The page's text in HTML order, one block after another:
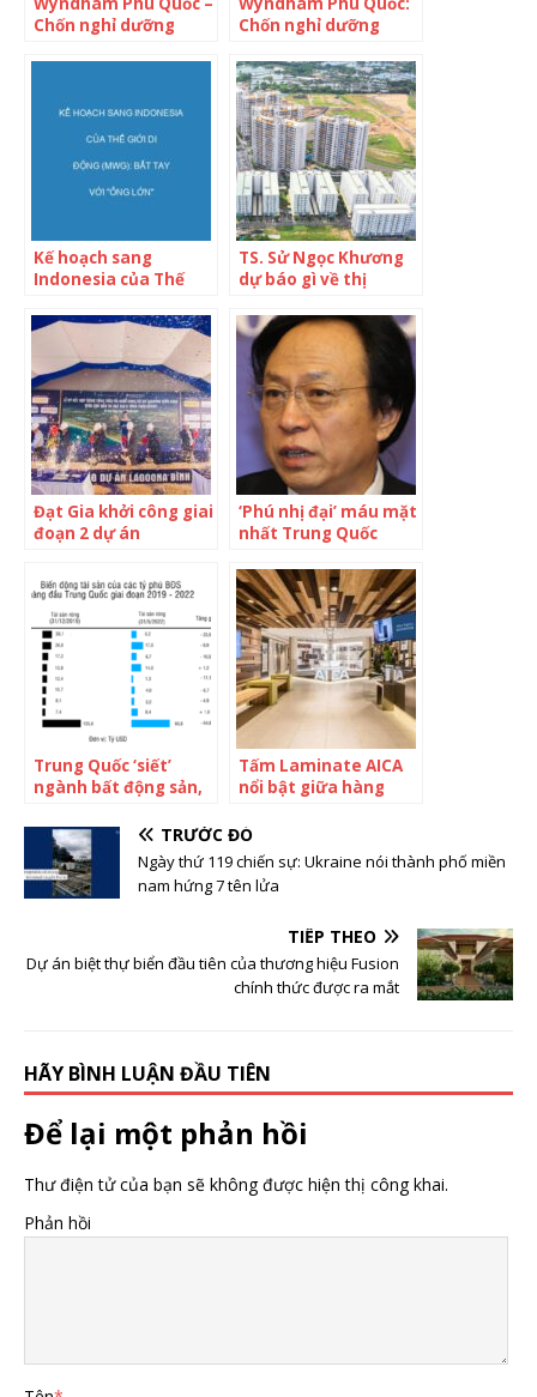
Chốn nghỉ dưỡng
thượng lưu
Chốn nghỉ dưỡng
thế chủ nhân
Kế hoạch sang
Indonesia của Thế
Bắt tay với “ông lớn”
địa phương, dự tung
thương hiệu Era Blue
vào giữa năm 2022
tại trung tâm Jakarta
TS. Sử Ngọc Khương
dự báo gì về thị
6 tháng cuối năm?
Đạt Gia khởi công giai
đoạn 2 dự án
Lagoona Bình Châu
‘Phú nhị đại’ máu mặt
nhất Trung Quốc
bài đăng khiến cả
hãng dược lao đao,
tỷ phú sáng lập mất 2
tỷ USD trong nháy
mắt
Trung Quốc ‘siết’
ngành bất động sản,
ốc bốc hơi 65 tỷ USD,
có người mất tới 90%
Tấm Laminate AICA
nổi bật giữa hàng
TRƯỚC ĐÓ
Ngày thứ 119 chiến sự: Ukraine nói thành phố miền
nam hứng 7 tên lửa
TIẾP THEO
Dự án biệt thự biển đầu tiên của thương hiệu Fusion
chính thức được ra mắt
HÃY BÌNH LUẬN ĐẦU TIÊN
Để lại một phản hồi
Thư điện tử của bạn sẽ không được hiện thị công khai.
Phản hồi